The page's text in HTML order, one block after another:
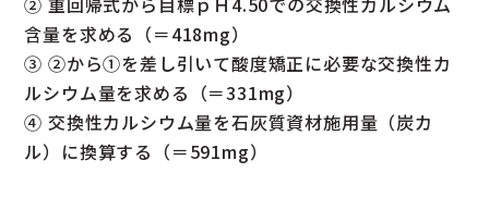
含量を求める（＝418mg）
③ ②から①を差し引いて酸度矯正に必要な交換性カ
ルシウム量を求める（＝331mg）
④ 交換性カルシウム量を石灰質資材施用量（炭カ
ル）に換算する（＝591mg）